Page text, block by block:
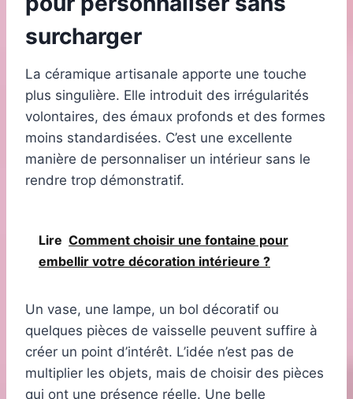
surcharger
La céramique artisanale apporte une touche
plus singulière. Elle introduit des irrégularités
volontaires, des émaux profonds et des formes
moins standardisées. C’est une excellente
manière de personnaliser un intérieur sans le
rendre trop démonstratif.
Lire Comment choisir une fontaine pour
embellir votre décoration intérieure ?
Un vase, une lampe, un bol décoratif ou
quelques pièces de vaisselle peuvent suffire à
créer un point d’intérêt. L’idée n’est pas de
multiplier les objets, mais de choisir des pièces
qui ont une présence réelle. Une belle